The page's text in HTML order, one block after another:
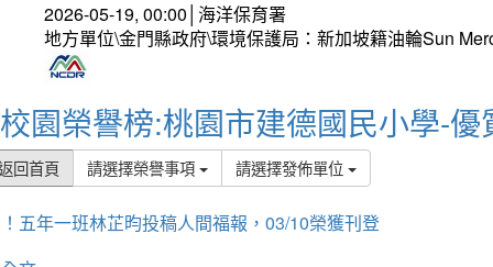
2026-05-19, 00:00│海洋保育署
地方單位\金門縣政府\環境保護局：新加坡籍油輪Sun
校園榮譽榜:桃園市建德國民小學-優
回首頁 請選擇榮譽事項 請選擇發佈單位
五年一班林芷昀投稿人間福報，03/10榮獲刊登